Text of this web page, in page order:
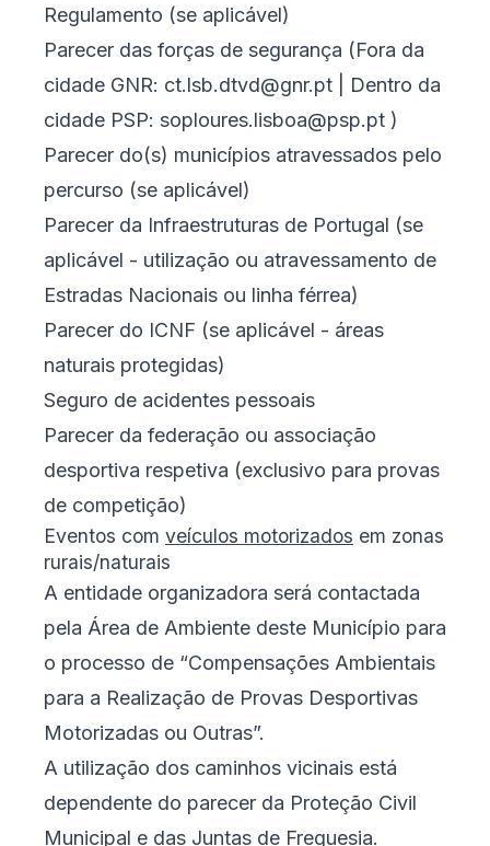
Regulamento (se aplicável)
Parecer das forças de segurança (Fora da
cidade GNR: ct.lsb.dtvd@gnr.pt | Dentro da
cidade PSP: soploures.lisboa@psp.pt )
Parecer do(s) municípios atravessados pelo
percurso (se aplicável)
Parecer da Infraestruturas de Portugal (se
aplicável - utilização ou atravessamento de
Estradas Nacionais ou linha férrea)
Parecer do ICNF (se aplicável - áreas
naturais protegidas)
Seguro de acidentes pessoais
Parecer da federação ou associação
desportiva respetiva (exclusivo para provas
de competição)
Eventos com veículos motorizados em zonas
rurais/naturais
A entidade organizadora será contactada
pela Área de Ambiente deste Município para
o processo de “Compensações Ambientais
para a Realização de Provas Desportivas
Motorizadas ou Outras”.
A utilização dos caminhos vicinais está
dependente do parecer da Proteção Civil
Municipal e das Juntas de Freguesia.